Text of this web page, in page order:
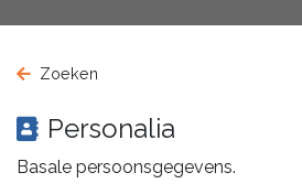
Zoeken
Personalia
Basale persoonsgegevens.